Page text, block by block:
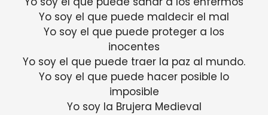
Yo soy el que puede maldecir el mal
Yo soy el que puede proteger a los
inocentes
Yo soy el que puede traer la paz al mundo.
Yo soy el que puede hacer posible lo
imposible
Yo soy la Brujera Medieval